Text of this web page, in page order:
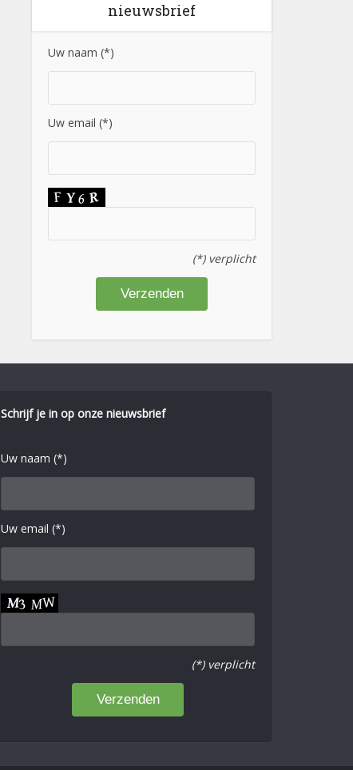
nieuwsbrief
Uw naam (*)
Uw email (*)
(*) verplicht
Schrijf je in op onze nieuwsbrief
Uw naam (*)
Uw email (*)
(*) verplicht